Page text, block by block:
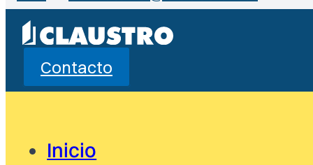
Contacto
Inicio